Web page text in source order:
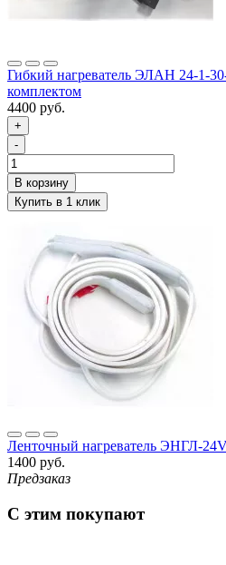
Гибкий нагреватель ЭЛАН 24-1-
комплектом
4400 руб.
+
-
Ленточный нагреватель ЭНГЛ-
1400 руб.
Предзаказ
С этим покупают